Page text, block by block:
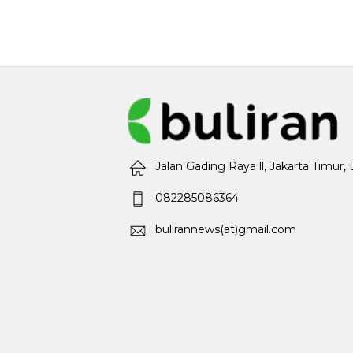
Jalan Gading Raya ll, Jakarta Timur,
082285086364
bulirannews(at)gmail.com